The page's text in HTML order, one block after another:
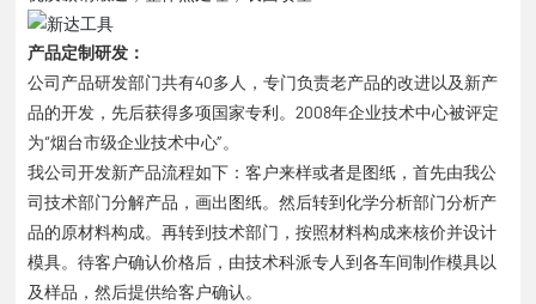
产品定制研发：
公司产品研发部门共有40多人，专门负责老产品的改进以及新产
品的开发，先后获得多项国家专利。2008年企业技术中心被评定
为“烟台市级企业技术中心”。
我公司开发新产品流程如下：客户来样或者是图纸，首先由我公
司技术部门分解产品，画出图纸。然后转到化学分析部门分析产
品的原材料构成。再转到技术部门，按照材料构成来核价并设计
模具。待客户确认价格后，由技术科派专人到各车间制作模具以
及样品，然后提供给客户确认。